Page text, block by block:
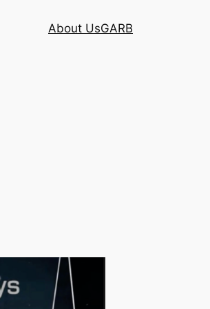
About UsGARB